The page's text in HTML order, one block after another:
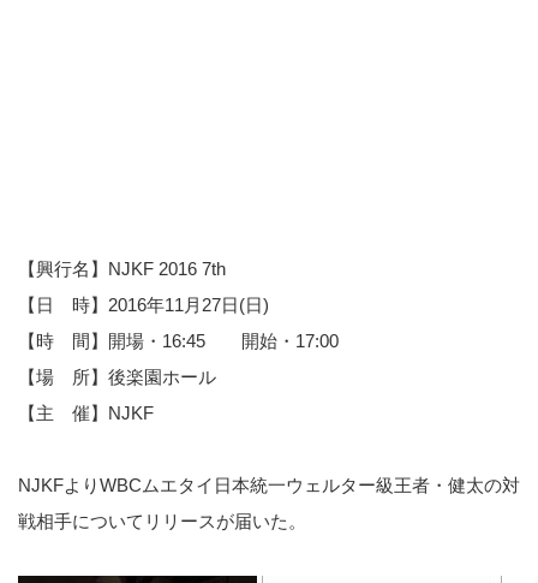
【興行名】NJKF 2016 7th
【日 時】2016年11月27日(日)
【時 間】開場・16:45 開始・17:00
【場 所】後楽園ホール
【主 催】NJKF
NJKFよりWBCムエタイ日本統一ウェルター級王者・健太の対
戦相手についてリリースが届いた。